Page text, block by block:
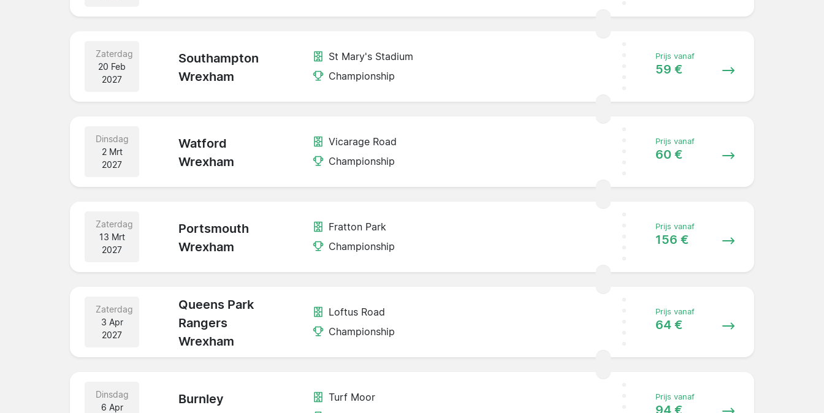
Zaterdag
20 Feb
2027
Southampton
Wrexham
St Mary's Stadium
Championship
Prijs vanaf
59 €
Dinsdag
2 Mrt
2027
Watford
Wrexham
Vicarage Road
Championship
Prijs vanaf
60 €
Zaterdag
13 Mrt
2027
Portsmouth
Wrexham
Fratton Park
Championship
Prijs vanaf
156 €
Zaterdag
3 Apr
2027
Queens Park
Rangers
Wrexham
Loftus Road
Championship
Prijs vanaf
64 €
Dinsdag
6 Apr
Burnley
Turf Moor
Prijs vanaf
94 €